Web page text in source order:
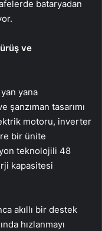
bataryadan
ve
yana
şanzıman tasarımı
motoru, inverter
bir ünite
teknolojili 48
kapasitesi
akıllı bir destek
hızlanmayı